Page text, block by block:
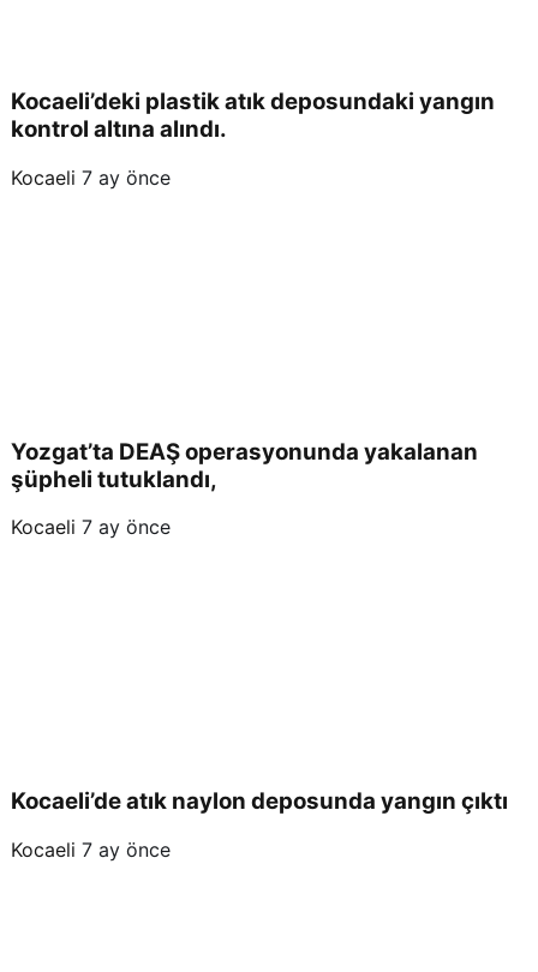
Kocaeli’deki plastik atık deposundaki yangın
kontrol altına alındı.
Kocaeli 7 ay önce
Yozgat’ta DEAŞ operasyonunda yakalanan
şüpheli tutuklandı,
Kocaeli 7 ay önce
Kocaeli’de atık naylon deposunda yangın çıktı
Kocaeli 7 ay önce